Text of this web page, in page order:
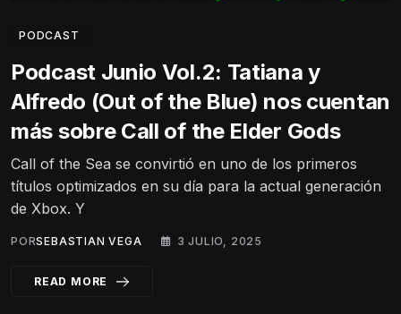
PODCAST
Podcast Junio Vol.2: Tatiana y
Alfredo (Out of the Blue) nos cuentan
más sobre Call of the Elder Gods
Call of the Sea se convirtió en uno de los primeros
títulos optimizados en su día para la actual generación
de Xbox. Y
PORSEBASTIAN VEGA 3 JULIO, 2025
READ MORE